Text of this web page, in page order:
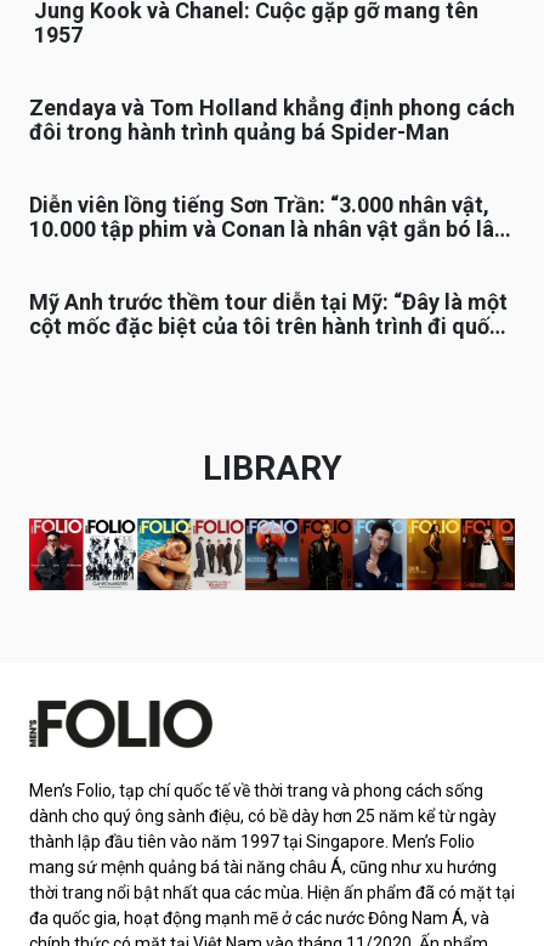
Jung Kook và Chanel: Cuộc gặp gỡ mang tên
1957
Zendaya và Tom Holland khẳng định phong cách
đôi trong hành trình quảng bá Spider-Man
Diễn viên lồng tiếng Sơn Trần: “3.000 nhân vật,
10.000 tập phim và Conan là nhân vật gắn bó lâu
Mỹ Anh trước thềm tour diễn tại Mỹ: “Đây là một
cột mốc đặc biệt của tôi trên hành trình đi quốc
LIBRARY
Men’s Folio, tạp chí quốc tế về thời trang và phong cách sống
dành cho quý ông sành điệu, có bề dày hơn 25 năm kể từ ngày
thành lập đầu tiên vào năm 1997 tại Singapore. Men’s Folio
mang sứ mệnh quảng bá tài năng châu Á, cũng như xu hướng
thời trang nổi bật nhất qua các mùa. Hiện ấn phẩm đã có mặt tại
đa quốc gia, hoạt động mạnh mẽ ở các nước Đông Nam Á, và